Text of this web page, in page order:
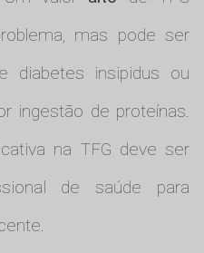
mas pode ser
diabetes insipidus ou
ingestão de proteínas.
na TFG deve ser
de saúde para